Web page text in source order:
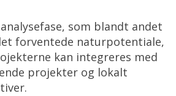
som blandt andet
forventede naturpotentiale,
kan integreres med
projekter og lokalt